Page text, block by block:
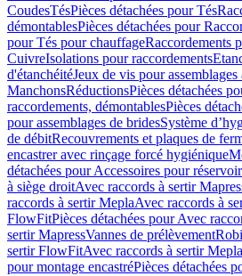
CoudesTésPièces détachées pour Tés
démontablesPièces détachées pour
pour Tés pour chauffageRaccordements
CuivreIsolations pour raccordements
d'étanchéitéJeux de vis pour assemblages
ManchonsRéductionsPièces détachées
raccordements, démontablesPièces
pour assemblages de bridesSystème
de débitRecouvrements et plaques de
encastrer avec rinçage forcé hygiénique
détachées pour Accessoires pour
à siège droitAvec raccords à sertir
raccords à sertir MeplaAvec raccords à
FlowFitPièces détachées pour Avec
sertir MapressVannes de prélèvement
sertir FlowFitAvec raccords à sertir Mepla
pour montage encastréPièces détachées